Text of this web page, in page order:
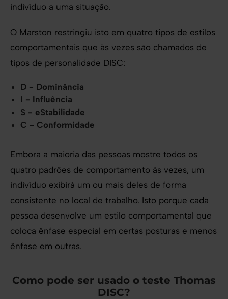
indivíduo a uma situação.
O Marston restringiu isto em quatro tipos de estilos
comportamentais que às vezes são chamados de
tipos de personalidade DISC:
D - Dominância
I - Influência
S - eStabilidade
C - Conformidade
Embora a maioria das pessoas mostre todos os
quatro padrões de comportamento às vezes, um
indivíduo exibirá um ou mais deles de forma
consistente no local de trabalho. Isto porque cada
pessoa desenvolve um estilo comportamental que
coloca ênfase especial em certas posturas e menos
ênfase em outras.
Como pode ser usado o teste Thomas
DISC?